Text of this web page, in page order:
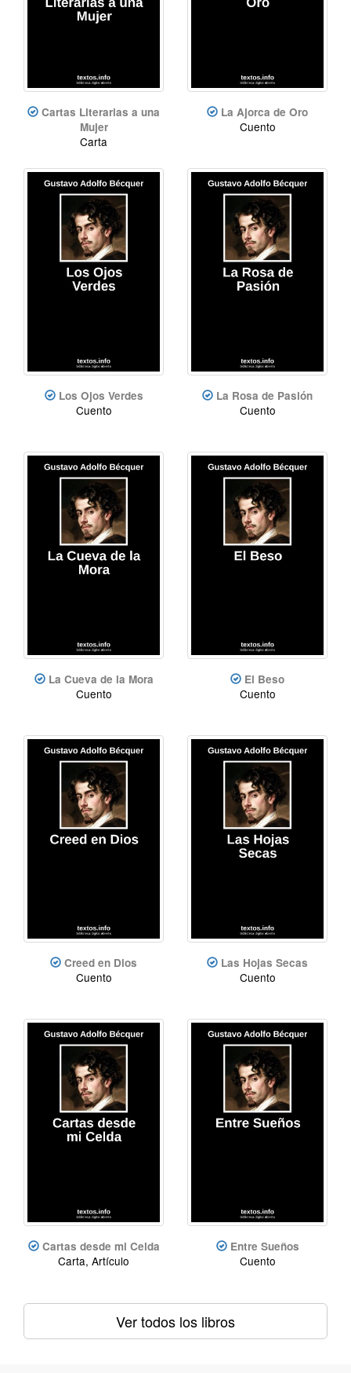
Cartas Literarias a una
Mujer
Carta
La Ajorca de Oro
Cuento
Los Ojos Verdes
Cuento
La Rosa de Pasión
Cuento
La Cueva de la Mora
Cuento
El Beso
Cuento
Creed en Dios
Cuento
Las Hojas Secas
Cuento
Cartas desde mi Celda
Carta, Artículo
Entre Sueños
Cuento
Ver todos los libros